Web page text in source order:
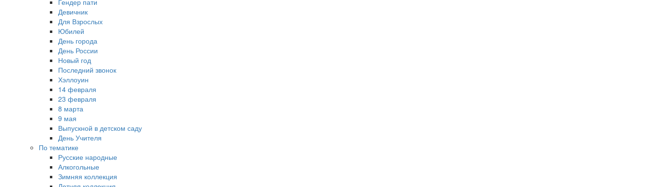
Гендер пати
Девичник
Для Взрослых
Юбилей
День города
День России
Новый год
Последний звонок
Хэллоуин
14 февраля
23 февраля
8 марта
9 мая
Выпускной в детском саду
День Учителя
По тематике
Русские народные
Алкогольные
Зимняя коллекция